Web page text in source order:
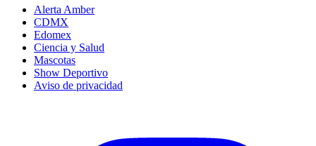
Alerta Amber
CDMX
Edomex
Ciencia y Salud
Mascotas
Show Deportivo
Aviso de privacidad